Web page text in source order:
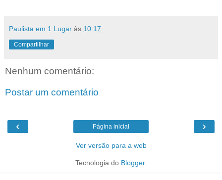
Paulista em 1 Lugar às 10:17
Compartilhar
Nenhum comentário:
Postar um comentário
‹ ›
Página inicial
Ver versão para a web
Tecnologia do Blogger.